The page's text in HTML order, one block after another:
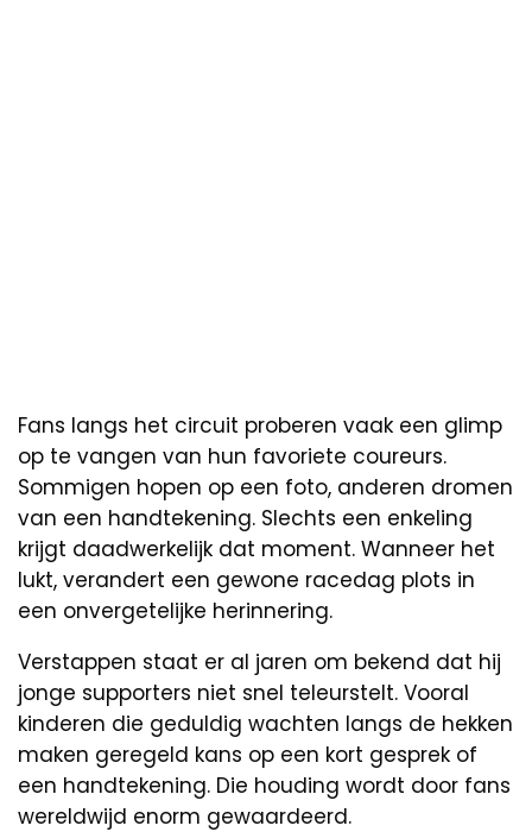
Fans langs het circuit proberen vaak een glimp
op te vangen van hun favoriete coureurs.
Sommigen hopen op een foto, anderen dromen
van een handtekening. Slechts een enkeling
krijgt daadwerkelijk dat moment. Wanneer het
lukt, verandert een gewone racedag plots in
een onvergetelijke herinnering.
Verstappen staat er al jaren om bekend dat hij
jonge supporters niet snel teleurstelt. Vooral
kinderen die geduldig wachten langs de hekken
maken geregeld kans op een kort gesprek of
een handtekening. Die houding wordt door fans
wereldwijd enorm gewaardeerd.